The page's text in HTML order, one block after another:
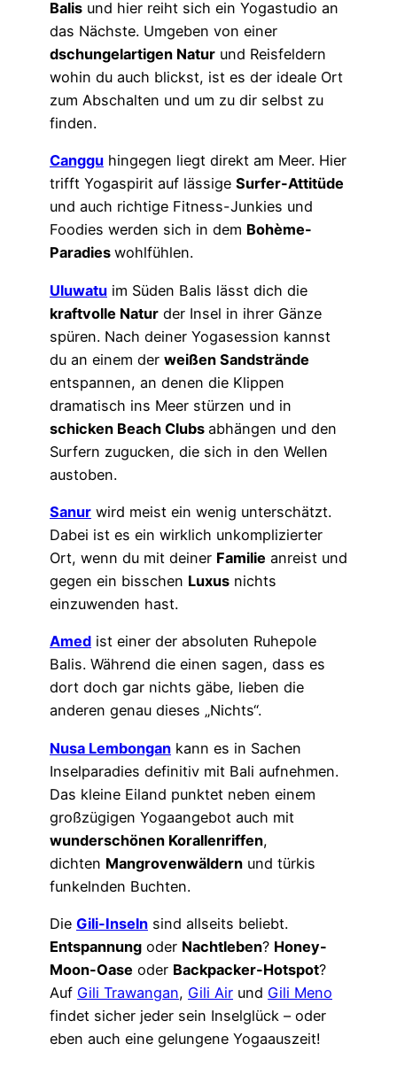
Balis und hier reiht sich ein Yogastudio an
das Nächste. Umgeben von einer
dschungelartigen Natur und Reisfeldern
wohin du auch blickst, ist es der ideale Ort
zum Abschalten und um zu dir selbst zu
finden.
Canggu hingegen liegt direkt am Meer. Hier
trifft Yogaspirit auf lässige Surfer-Attitüde
und auch richtige Fitness-Junkies und
Foodies werden sich in dem Bohème-
Paradies wohlfühlen.
Uluwatu im Süden Balis lässt dich die
kraftvolle Natur der Insel in ihrer Gänze
spüren. Nach deiner Yogasession kannst
du an einem der weißen Sandstrände
entspannen, an denen die Klippen
dramatisch ins Meer stürzen und in
schicken Beach Clubs abhängen und den
Surfern zugucken, die sich in den Wellen
austoben.
Sanur wird meist ein wenig unterschätzt.
Dabei ist es ein wirklich unkomplizierter
Ort, wenn du mit deiner Familie anreist und
gegen ein bisschen Luxus nichts
einzuwenden hast.
Amed ist einer der absoluten Ruhepole
Balis. Während die einen sagen, dass es
dort doch gar nichts gäbe, lieben die
anderen genau dieses „Nichts“.
Nusa Lembongan kann es in Sachen
Inselparadies definitiv mit Bali aufnehmen.
Das kleine Eiland punktet neben einem
großzügigen Yogaangebot auch mit
wunderschönen Korallenriffen,
dichten Mangrovenwäldern und türkis
funkelnden Buchten.
Die Gili-Inseln sind allseits beliebt.
Entspannung oder Nachtleben? Honey-
Moon-Oase oder Backpacker-Hotspot?
Auf Gili Trawangan, Gili Air und Gili Meno
findet sicher jeder sein Inselglück – oder
eben auch eine gelungene Yogaauszeit!